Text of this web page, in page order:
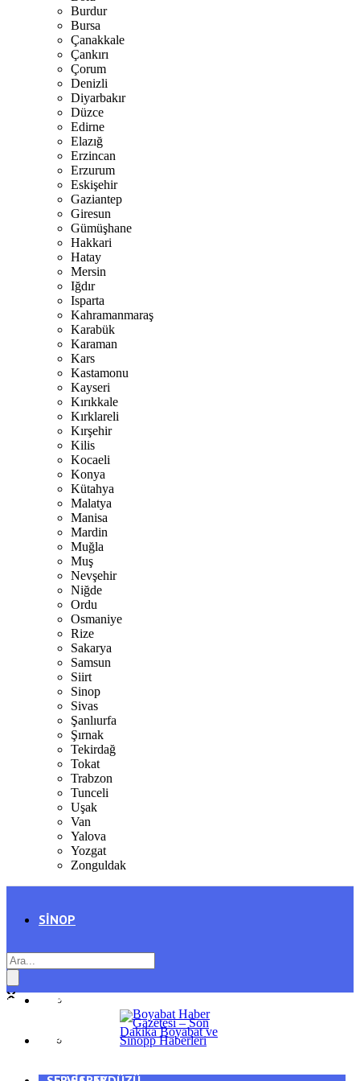
Burdur
Bursa
Çanakkale
Çankırı
Çorum
Denizli
Diyarbakır
Düzce
Edirne
Elazığ
Erzincan
Erzurum
Eskişehir
Gaziantep
Giresun
Gümüşhane
Hakkari
Hatay
Mersin
Iğdır
Isparta
Kahramanmaraş
Karabük
Karaman
Kars
Kastamonu
Kayseri
Kırıkkale
Kırklareli
Kırşehir
Kilis
Kocaeli
Konya
Kütahya
Malatya
Manisa
Mardin
Muğla
Muş
Nevşehir
Niğde
Ordu
Osmaniye
Rize
Sakarya
Samsun
Siirt
Sinop
Sivas
Şanlıurfa
Şırnak
Tekirdağ
Tokat
Trabzon
Tunceli
Uşak
Van
Yalova
Yozgat
Zonguldak
SINOP
AYANCIK
GENEL
SPOR